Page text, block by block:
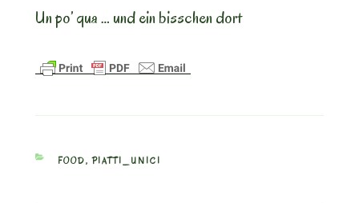
Un po’ qua … und ein bisschen dort
CATEGORIES
FOOD,PIATTI_UNICI